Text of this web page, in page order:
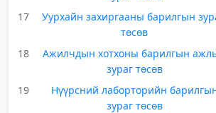
17
Уурхайн захиргааны барилгын
төсөв
18
Ажилчдын хотхоны барилгын
зураг төсөв
19
Нүүрсний лаборторийн
зураг төсөв